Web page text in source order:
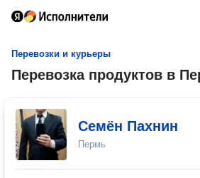
Перевозки и курьеры
Перевозка продуктов в
Семён Пахнин
Пермь